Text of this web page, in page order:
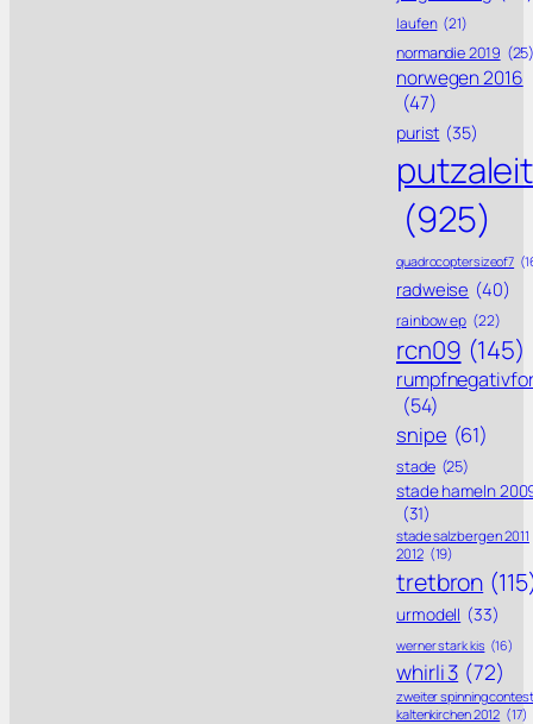
laufen (21)
normandie 2019
norwegen 2016
(47)
purist (35)
putzaleit
(925)
quadrocoptersizeof7
radweise (40)
rainbow ep (22)
rcn09 (145)
(54)
snipe (61)
stade (25)
stade hameln
(31)
stade salzbergen 2011
2012 (19)
tretbron
urmodell (33)
werner stark kis (16)
whirli 3 (72)
zweiter spinning contest
kaltenkirchen 2012 (17)